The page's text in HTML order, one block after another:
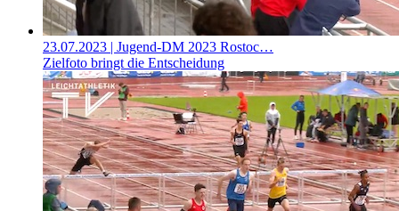
23.07.2023 | Jugend-DM 2023 Rostoc…
Zielfoto bringt die Entscheidung